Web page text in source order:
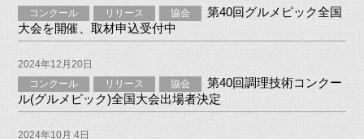
コンクール
リリース 協会
第40回グルメピック全国
大会を開催、取材申込受付中
2024年12月20日
コンクール
リリース 協会
第40回調理技術コンクー
ル(グルメピック)全国大会出場者決定
2024年10月 4日